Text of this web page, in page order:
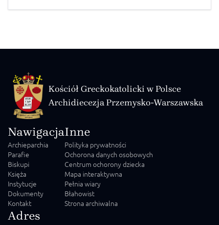
видали спільний ДЕКРЕТ стосовно служіння Божественної
Kościół Greckokatolicki w Polsce
Archidiecezja Przemysko-Warszawska
Nawigacja
Archieparchia
Parafie
Biskupi
Księża
Instytucje
Dokumenty
Kontakt
Inne
Polityka prywatności
Ochorona danych osobowych
Centrum ochorony dziecka
Mapa interaktywna
Pełnia wiary
Błahowist
Strona archiwalna
Adres